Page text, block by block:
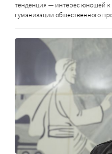
тенденция — интерес юношей
гуманизации общественного